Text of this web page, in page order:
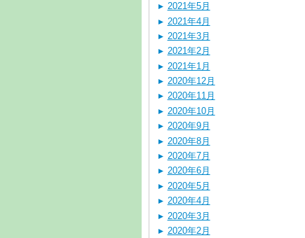
2021年5月
2021年4月
2021年3月
2021年2月
2021年1月
2020年12月
2020年11月
2020年10月
2020年9月
2020年8月
2020年7月
2020年6月
2020年5月
2020年4月
2020年3月
2020年2月